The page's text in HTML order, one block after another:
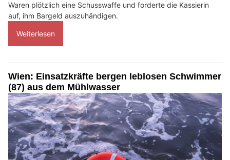
Waren plötzlich eine Schusswaffe und forderte die Kassierin
auf, ihm Bargeld auszuhändigen.
Weiterlesen
Wien: Einsatzkräfte bergen leblosen Schwimmer
(87) aus dem Mühlwasser